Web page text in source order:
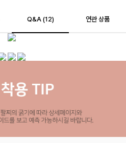
Q&A (12) 연관 상품